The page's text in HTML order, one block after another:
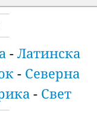
- Латинска
- Северна
- Свет